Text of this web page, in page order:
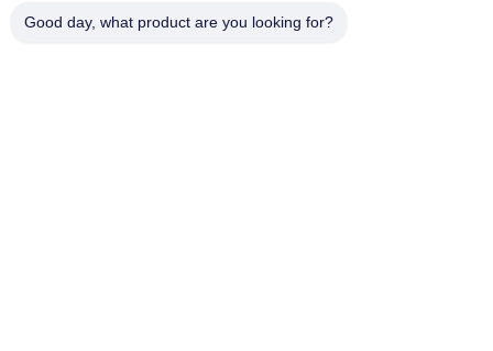
Via Fuyuan 5, Parco Industriale delle Batterie al Litio, Zona
Good day, what product are you looking for?